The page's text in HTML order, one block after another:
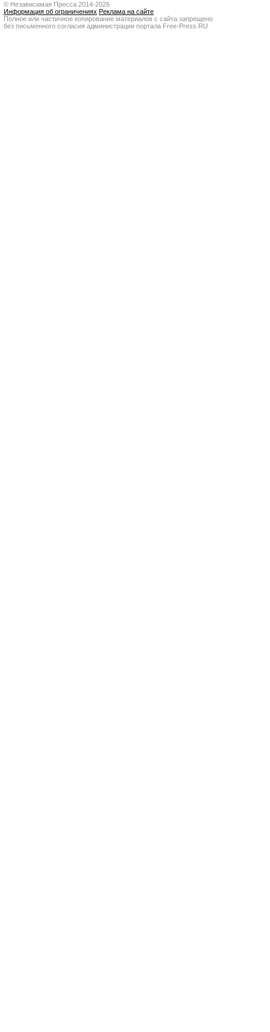
© Независимая Пресса 2014-2026
Информация об ограничениях Реклама на сайте
Полное или частичное копирование материалов с сайта запрещено
без письменного согласия администрации портала Free-Press.RU